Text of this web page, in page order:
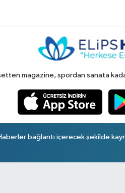
magazine, spordan sanata
bağlantı içerecek şekilde